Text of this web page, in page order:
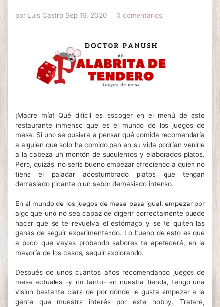
por Luis Castro Sep 16, 2020 0 comentarios
¡Madre mía! Qué difícil es escoger en el menú de este
restaurante inmenso que es el mundo de los juegos de
mesa. Si uno se pusiera a pensar qué comida recomendaría
a alguien que solo ha comido pan en su vida podrían venirle
a la cabeza un montón de suculentos y elaborados platos.
Pero, quizás, no sería bueno empezar ofreciendo a quien no
tiene el paladar acostumbrado platos que tengan
demasiado picante o un sabor demasiado intenso.
En el mundo de los juegos de mesa pasa igual, empezar por
algo que uno no sea capaz de digerir correctamente puede
hacer que se te revuelva el estómago y se te quiten las
ganas de seguir experimentando. Lo bueno de esto es que
a poco que vayas probando sabores te apetecerá, en la
mayoría de los casos, seguir explorando.
Después de unos cuantos años recomendando juegos de
mesa actuales -y no tanto- en nuestra tienda, tengo una
visión bastante clara de por dónde le gusta empezar a la
gente que muestra interés por este hobby. Trataré,